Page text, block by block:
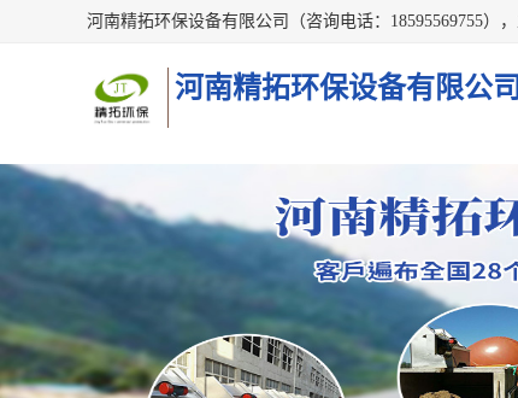
河南精拓环保设备有限公司